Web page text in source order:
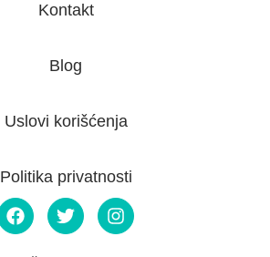
Kontakt
Blog
Uslovi korišćenja
Politika privatnosti